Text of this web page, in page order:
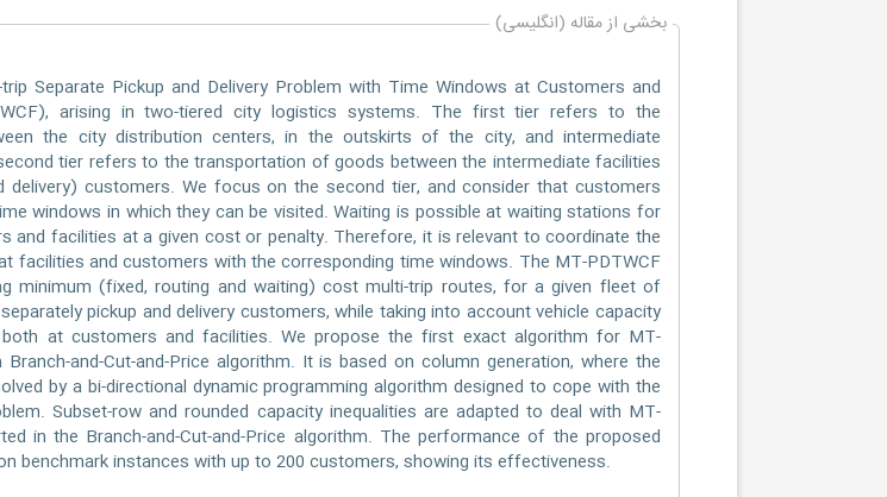
بخشی از مقاله (انگلیسی)
Separate Pickup and Delivery Problem with Time Windows at Customers and
arising in two-tiered city logistics systems. The first tier refers to the
the city distribution centers, in the outskirts of the city, and intermediate
tier refers to the transportation of goods between the intermediate facilities
delivery) customers. We focus on the second tier, and consider that customers
windows in which they can be visited. Waiting is possible at waiting stations for
and facilities at a given cost or penalty. Therefore, it is relevant to coordinate the
facilities and customers with the corresponding time windows. The MT-PDTWCF
minimum (fixed, routing and waiting) cost multi-trip routes, for a given fleet of
pickup and delivery customers, while taking into account vehicle capacity
at customers and facilities. We propose the first exact algorithm for MT-
Branch-and-Cut-and-Price algorithm. It is based on column generation, where the
by a bi-directional dynamic programming algorithm designed to cope with the
Subset-row and rounded capacity inequalities are adapted to deal with MT-
in the Branch-and-Cut-and-Price algorithm. The performance of the proposed
benchmark instances with up to 200 customers, showing its effectiveness.